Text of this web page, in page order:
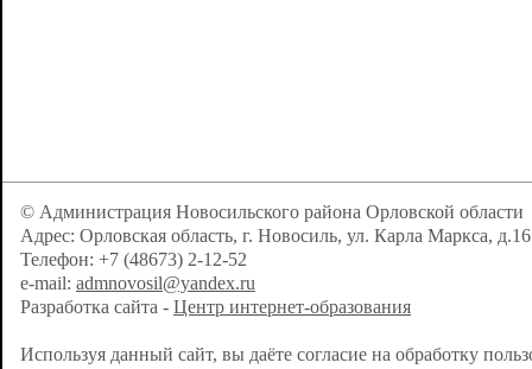
© Администрация Новосильского района Орловской области
Адрес: Орловская область, г. Новосиль, ул. Карла Маркса, д.16
Телефон: +7 (48673) 2-12-52
e-mail: admnovosil@yandex.ru
Разработка сайта - Центр интернет-образования
Используя данный сайт, вы даёте согласие на обработку